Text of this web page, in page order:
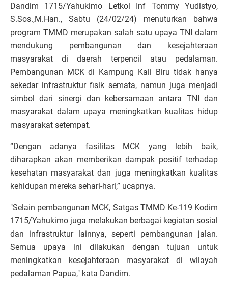
Dandim 1715/Yahukimo Letkol Inf Tommy Yudistyo,
S.Sos.,M.Han., Sabtu (24/02/24) menuturkan bahwa
program TMMD merupakan salah satu upaya TNI dalam
mendukung pembangunan dan kesejahteraan
masyarakat di daerah terpencil atau pedalaman.
Pembangunan MCK di Kampung Kali Biru tidak hanya
sekedar infrastruktur fisik semata, namun juga menjadi
simbol dari sinergi dan kebersamaan antara TNI dan
masyarakat dalam upaya meningkatkan kualitas hidup
masyarakat setempat.
“Dengan adanya fasilitas MCK yang lebih baik,
diharapkan akan memberikan dampak positif terhadap
kesehatan masyarakat dan juga meningkatkan kualitas
kehidupan mereka sehari-hari,” ucapnya.
"Selain pembangunan MCK, Satgas TMMD Ke-119 Kodim
1715/Yahukimo juga melakukan berbagai kegiatan sosial
dan infrastruktur lainnya, seperti pembangunan jalan.
Semua upaya ini dilakukan dengan tujuan untuk
meningkatkan kesejahteraan masyarakat di wilayah
pedalaman Papua," kata Dandim.